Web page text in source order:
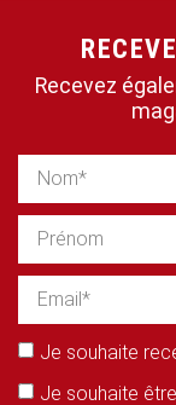
Recevez
Je souhaite
Je souhaite